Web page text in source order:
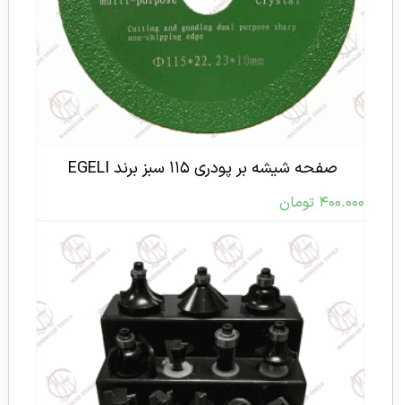
صفحه شیشه بر پودری ۱۱۵ سبز برند EGELI
۴۰۰.۰۰۰ تومان